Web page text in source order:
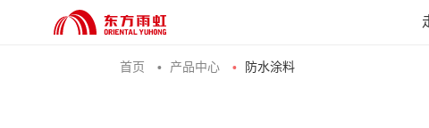
首页 产品中心 防水涂料